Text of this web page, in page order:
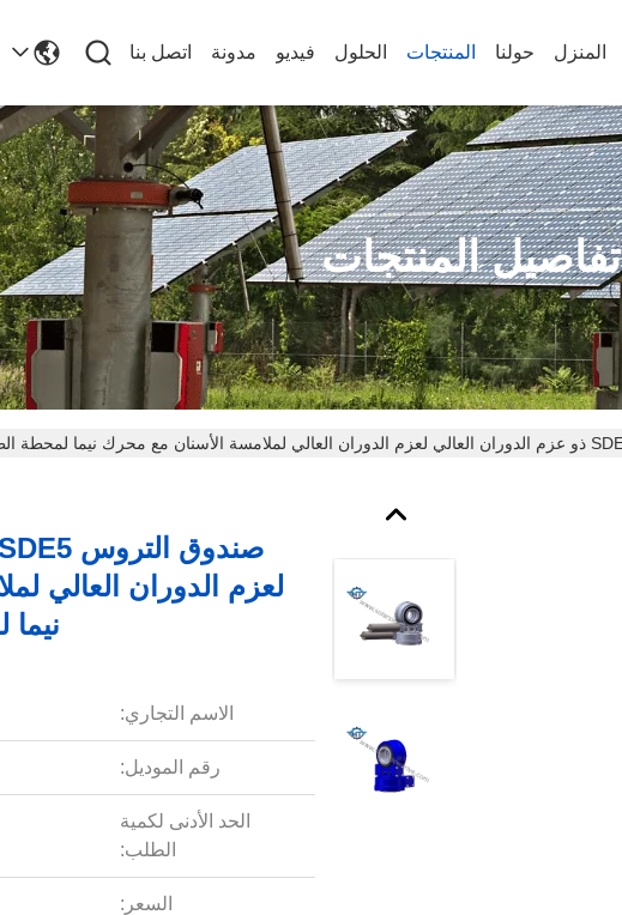
المنزل حولنا المنتجات الحلول فيديو مدونة اتصل بنا
تفاصيل المنتجات
لعزم الدوران العالي
الاسم التجاري:
رقم الموديل:
الحد الأدنى لكمية
الطلب:
السعر: